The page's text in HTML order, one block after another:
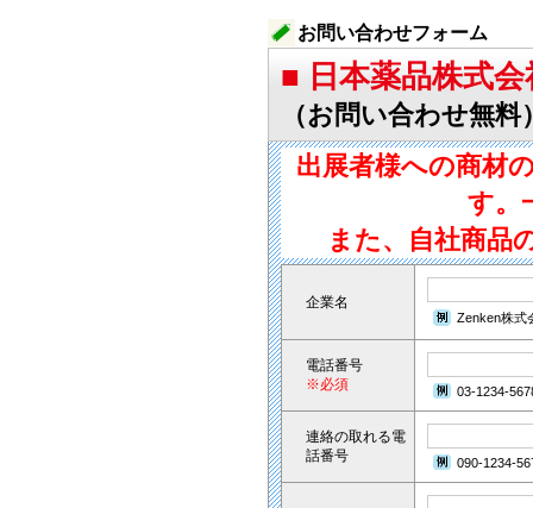
お問い合わせフォーム
■ 日本薬品株式会
（お問い合わせ無料
出展者様への商材
す。
また、自社商品
企業名
Zenken株式
電話番号
※必須
03-1234-
連絡の取れる電
話番号
090-1234-